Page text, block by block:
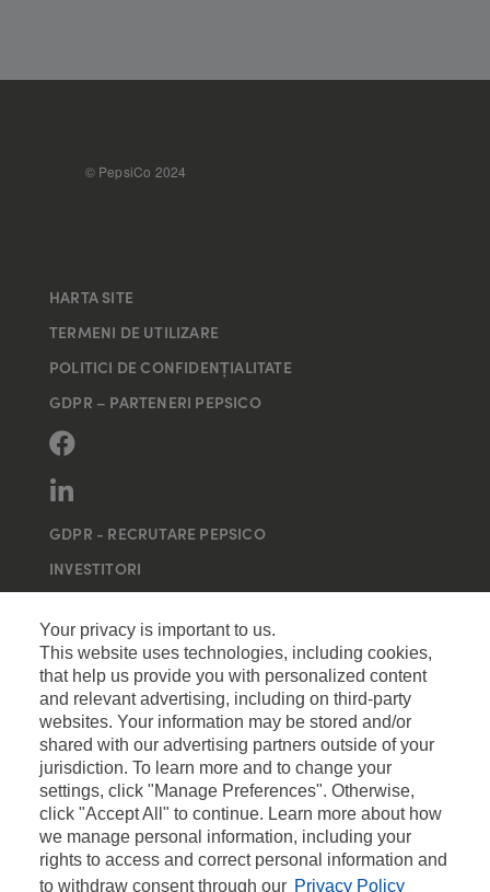
Your privacy is important to us.
This website uses technologies, including cookies,
that help us provide you with personalized content
and relevant advertising, including on third-party
websites. Your information may be stored and/or
shared with our advertising partners outside of your
jurisdiction. To learn more and to change your
settings, click "Manage Preferences". Otherwise,
click "Accept All" to continue. Learn more about how
we manage personal information, including your
rights to access and correct personal information and
to withdraw consent through our Privacy Policy
FOOTER
© PepsiCo 2024
HARTA SITE
TERMENI DE UTILIZARE
POLITICI DE CONFIDENȚIALITATE
GDPR – PARTENERI PEPSICO
GDPR - RECRUTARE PEPSICO
INVESTITORI